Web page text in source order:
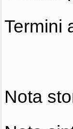
Termini
Nota